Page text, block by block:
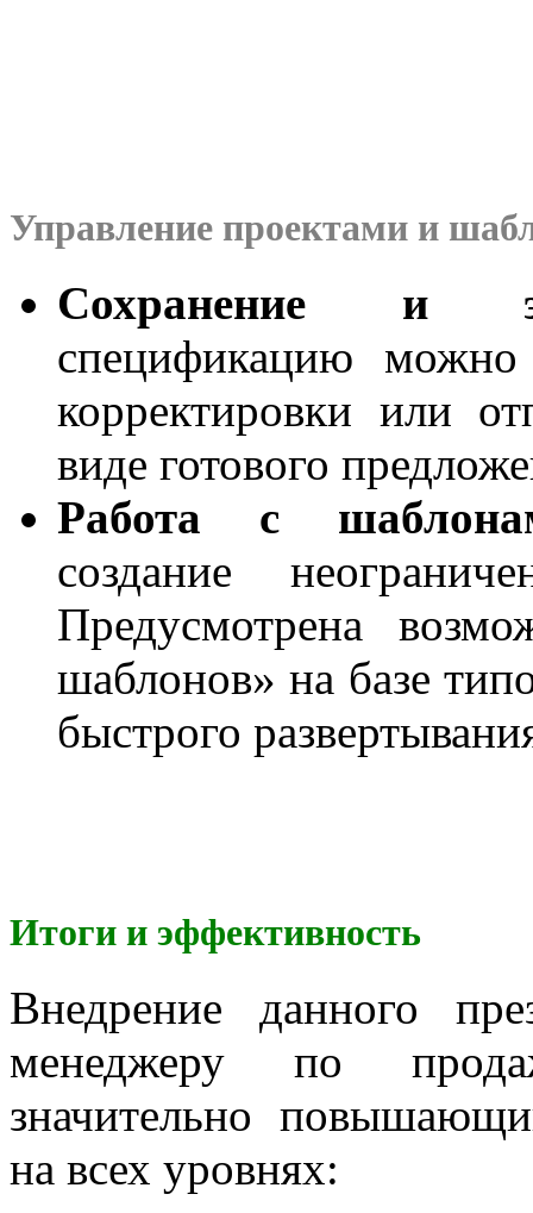
Управление проектами и
Сохранение и
спецификацию
корректировки или
виде готового
Работа с
создание
Предусмотрена
шаблонов» на базе
быстрого
Итоги и эффективность
Внедрение данного
менеджеру по
значительно
на всех уровнях: